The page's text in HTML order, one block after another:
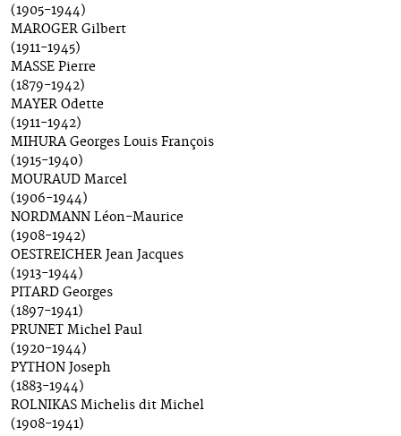
(1905-1944)
MAROGER Gilbert
(1911-1945)
MASSE Pierre
(1879-1942)
MAYER Odette
(1911-1942)
MIHURA Georges Louis François
(1915-1940)
MOURAUD Marcel
(1906-1944)
NORDMANN Léon-Maurice
(1908-1942)
OESTREICHER Jean Jacques
(1913-1944)
PITARD Georges
(1897-1941)
PRUNET Michel Paul
(1920-1944)
PYTHON Joseph
(1883-1944)
ROLNIKAS Michelis dit Michel
(1908-1941)